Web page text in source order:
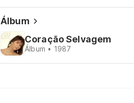
Álbum
Coração Selvagem
Álbum • 1987